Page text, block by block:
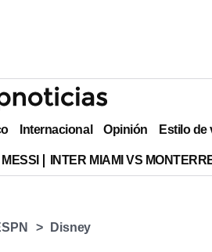
Internacional Opinión Estilo de
INTER MIAMI VS
Disney